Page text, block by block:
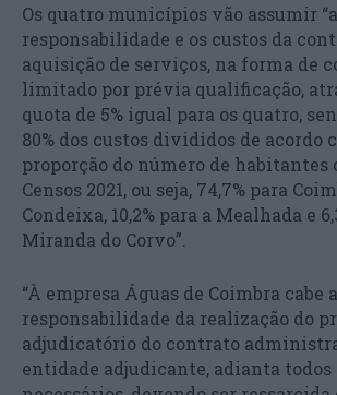
Os quatro municípios vão assumir “a
responsabilidade e os custos da
aquisição de serviços, na forma de
limitado por prévia qualificação,
quota de 5% igual para os quatro,
80% dos custos divididos de acordo
proporção do número de habitantes
Censos 2021, ou seja, 74,7% para
Condeixa, 10,2% para a Mealhada e
Miranda do Corvo”.
“À empresa Águas de Coimbra cabe a
responsabilidade da realização do
adjudicatório do contrato
entidade adjudicante, adianta